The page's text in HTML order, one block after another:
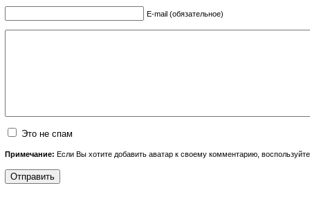
E-mail (обязательное)
Это не спам
Примечание: Если Вы хотите добавить аватар к своему комментарию,